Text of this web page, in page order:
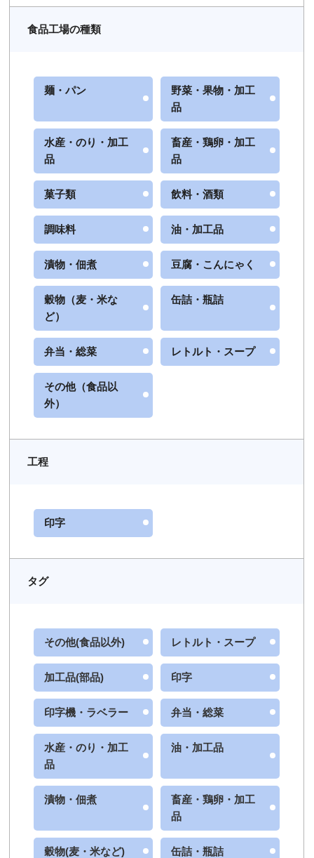
お電話番号 必須
郵便番号
都道府県 必須
市区町村
町名・番地
お問合せ内容（複数選択可） 必須
見積依頼 ※ご用件欄に商品名またはご相
談内容をご入力ください
資料請求 ※ご用件欄に商品名またはご相
談内容をご入力ください
訪問希望
オンラインセミナーについて
ご質問・その他（用件欄にご入力くださ
ご用件
食品工場の種類
麺・パン
野菜・果物・加工
品
水産・のり・加工
品
畜産・鶏卵・加工
品
菓子類 飲料・酒類
調味料 油・加工品
漬物・佃煮 豆腐・こんにゃく
穀物（麦・米な
ど）
缶詰・瓶詰
弁当・総菜 レトルト・スープ
その他（食品以
外）
工程
印字
タグ
その他(食品以外) レトルト・スープ
加工品(部品) 印字
印字機・ラベラー 弁当・総菜
水産・のり・加工
品
油・加工品
漬物・佃煮
畜産・鶏卵・加工
品
穀物(麦・米など) 缶詰・瓶詰